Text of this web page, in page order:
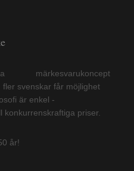
märkesvarukoncept
får möjlighet
är enkel -
priser.
år!